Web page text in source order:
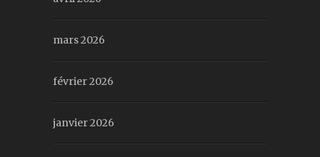
mars 2026
février 2026
janvier 2026